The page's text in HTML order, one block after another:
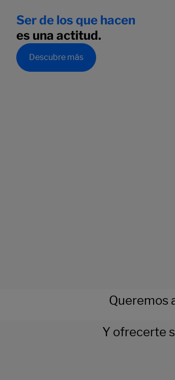
Ser de los que hacen
es una actitud.
Descubre más
Queremos
Y ofrecerte